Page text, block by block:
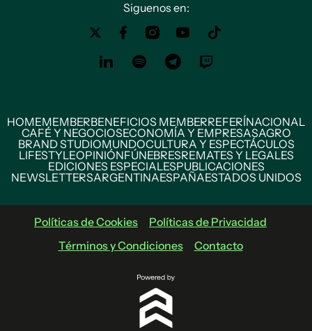
Siguenos en:
HOMEMEMBERBENEFICIOS MEMBERREFERÍNACIONAL
CAFÉ Y NEGOCIOSECONOMÍA Y EMPRESASAGRO
BRAND STUDIOMUNDOCULTURA Y ESPECTÁCULOS
LIFESTYLEOPINIÓNFÚNEBRESREMATES Y LEGALES
EDICIONES ESPECIALESPUBLICACIONES
NEWSLETTERSARGENTINAESPAÑAESTADOS UNIDOS
Políticas de Cookies
Políticas de Privacidad
Términos y Condiciones
Contacto